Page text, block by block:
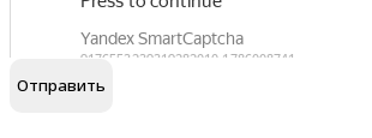
Я согласен наобработку персональных данных